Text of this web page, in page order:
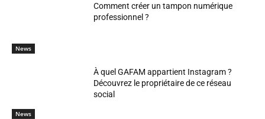
News
Comment créer un tampon numérique
professionnel ?
News
À quel GAFAM appartient Instagram ?
Découvrez le propriétaire de ce réseau
social